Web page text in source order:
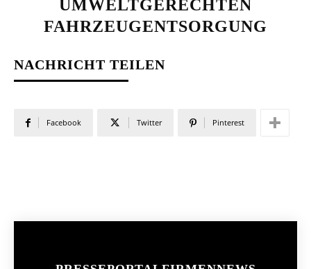
MWELTGERECHTEN F
AHRZEUGENTSORGUNG
NACHRICHT TEILEN
Facebook Twitter Pinterest